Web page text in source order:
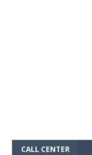
CALL CENTER